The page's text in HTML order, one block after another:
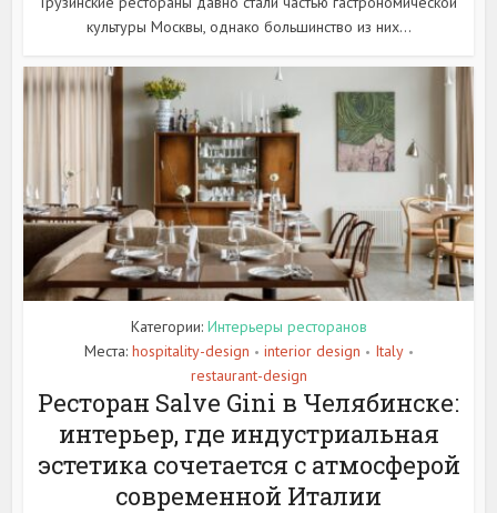
культуры Москвы, однако большинство из них...
Категории: Интерьеры ресторанов
Места: hospitality-design • interior design • Italy •
restaurant-design
Ресторан Salve Gini в Челябинске:
интерьер, где индустриальная
эстетика сочетается с атмосферой
современной Италии